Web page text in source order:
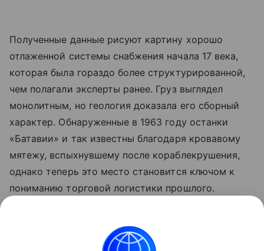
Полученные данные рисуют картину хорошо
отлаженной системы снабжения начала 17 века,
которая была гораздо более структурированной,
чем полагали эксперты ранее. Груз выглядел
монолитным, но геология доказала его сборный
характер. Обнаруженные в 1963 году останки
«Батавии» и так известны благодаря кровавому
мятежу, вспыхнувшему после кораблекрушения,
однако теперь это место становится ключом к
пониманию торговой логистики прошлого.
засухи обнажили более 200 немецких кораблей у